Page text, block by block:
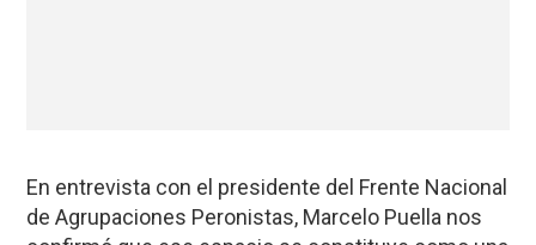
En entrevista con el presidente del Frente Nacional
de Agrupaciones Peronistas, Marcelo Puella nos